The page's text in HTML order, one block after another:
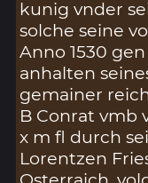
kunig vnder
solche seine
Anno 1530
anhalten
gemainer
B Conrat vmb
x m fl durch
Lorentzen